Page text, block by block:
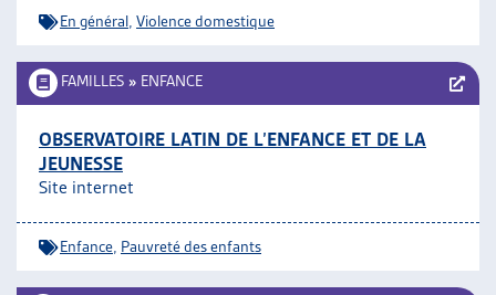
En général Violence domestique
FAMILLES » ENFANCE
OBSERVATOIRE LATIN DE L’ENFANCE ET DE LA
JEUNESSE
Site internet
Enfance Pauvreté des enfants